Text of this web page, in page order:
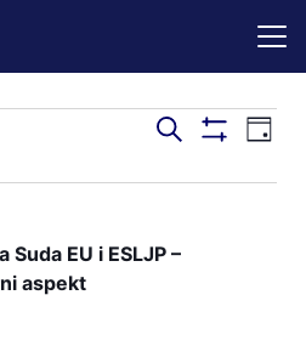
Događaji
Pretraži Dan
EU i ESLJP –
aspekt